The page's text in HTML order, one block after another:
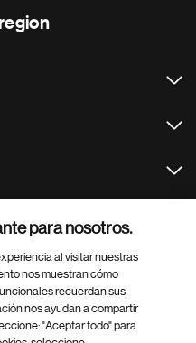
para nosotros.
al visitar nuestras
nos muestran cómo
recuerdan sus
nos ayudan a compartir
"Aceptar todo" para